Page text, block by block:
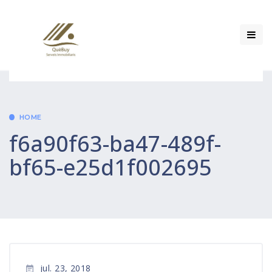
HOME
f6a90f63-ba47-489f-
bf65-e25d1f002695
 jul. 23, 2018